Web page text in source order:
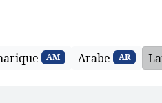
AM Arabe AR